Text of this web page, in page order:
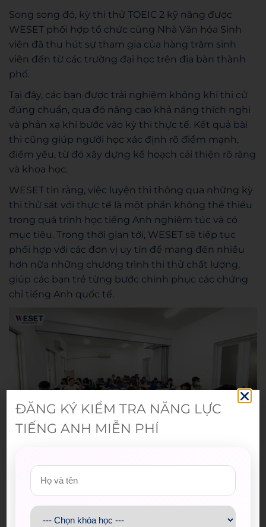
Song song đó, kỳ thi thử TOEIC 2 kỹ năng được
WESET phối hợp tổ chức cùng Nhà Văn hóa Sinh
viên đã thu hút sự tham gia của hàng trăm sinh
viên đến từ các trường đại học trên địa bàn thành
phố.
Tại đây, các bạn được trải nghiệm không khí thi cử
đúng chuẩn, qua đó nâng cao khả năng thích nghi
và phản xạ khi bước vào kỳ thi thực tế. Kết quả bài
thi cũng giúp người học xác định rõ điểm mạnh,
điểm yếu, từ đó xây dựng kế hoạch cải thiện rõ ràng
và khoa học.
WESET tin rằng, việc luyện thi thông qua những kỳ
thi thử sát với thực tế là một phần không thể thiếu
trong quá trình học tiếng Anh nghiêm túc và có
mục tiêu. Trong thời gian tới, WESET sẽ tiếp tục
phối hợp với các đơn vị uy tín để mang đến nhiều
hơn nữa những chương trình thi thử chất lượng,
giúp các bạn trẻ từng bước chinh phục các chứng
chỉ tiếng Anh quốc tế.
ĐĂNG KÝ KIỂM TRA NĂNG LỰC
TIẾNG ANH MIỄN PHÍ